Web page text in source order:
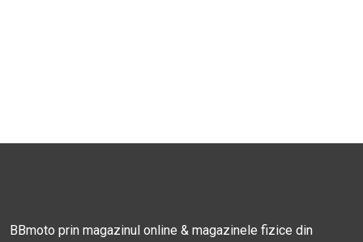
BBmoto prin magazinul online & magazinele fizice din